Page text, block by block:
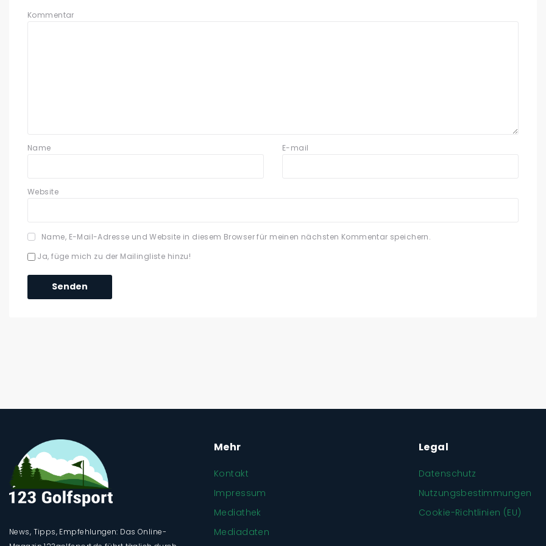
Kommentar
Name E-mail
Website
Name, E-Mail-Adresse und Website in diesem Browser für meinen nächsten Kommentar speichern.
Ja, füge mich zu der Mailingliste hinzu!
News, Tipps, Empfehlungen: Das Online-
Mehr
Kontakt
Impressum
Mediathek
Mediadaten
Legal
Datenschutz
Nutzungsbestimmungen
Cookie-Richtlinien (EU)